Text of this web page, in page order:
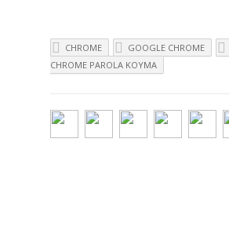
CHROME GOOGLE CHROME
CHROME PAROLA KOYMA